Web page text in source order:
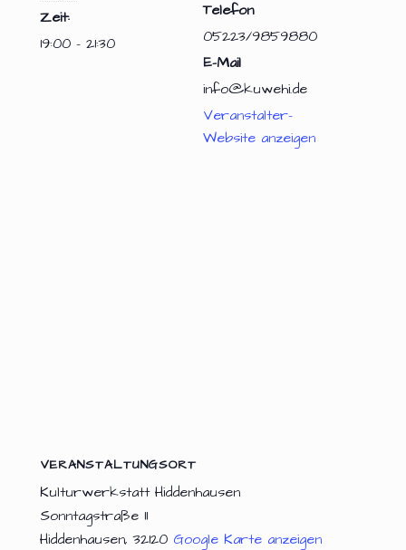
Zeit:
19:00 - 21:30
Telefon
05223/9859880
E-Mail
info@kuwehi.de
Veranstalter-
Website anzeigen
VERANSTALTUNGSORT
Kulturwerkstatt Hiddenhausen
Sonntagstraße 11
Hiddenhausen, 32120 Google Karte anzeigen